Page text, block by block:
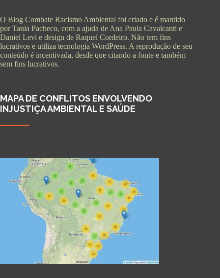
O Blog Combate Racismo Ambiental foi criado e é mantido
por Tania Pacheco, com a ajuda de Ana Paula Cavalcanti e
Daniel Levi e design de Raquel Cordeiro. Não tem fins
lucrativos e utiliza tecnologia WordPress. A reprodução de seu
conteúdo é incentivada, desde que citando a fonte e também
sem fins lucrativos.
MAPA DE CONFLITOS ENVOLVENDO
INJUSTIÇA AMBIENTAL E SAÚDE